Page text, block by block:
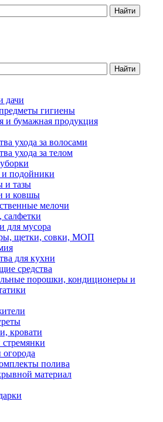
Найти
Найти
дачи
гигиены
и бумажная продукция
ухода за волосами
ухода за телом
и подойники
и тазы
и ковшы
мелочи
салфетки
для мусора
щетки, совки, МОП
для кухни
средства
порошки, кондиционеры и
кровати
огорода
полива
материал